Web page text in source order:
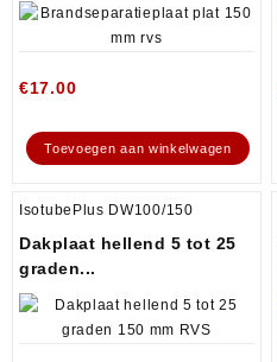
€17.00
Toevoegen aan winkelwagen
IsotubePlus DW100/150
Dakplaat hellend 5 tot 25
graden...